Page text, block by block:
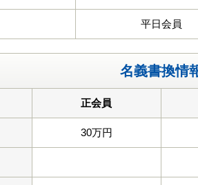
平日会員
名義書換情
正会員
30万円